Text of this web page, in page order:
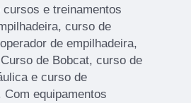
e treinamentos
curso de
de empilhadeira,
de Bobcat, curso de
e curso de
equipamentos